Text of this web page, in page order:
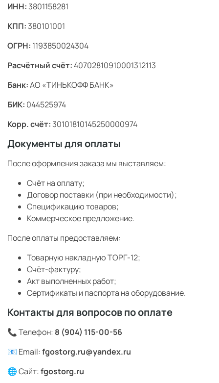
ИНН: 3801158281
КПП: 380101001
ОГРН: 1193850024304
Расчётный счёт:40702810910001312113
Банк:АО «ТИНЬКОФФ БАНК»
БИК: 044525974
Корр. счёт: 30101810145250000974
Документы для оплаты
После оформления заказа мы выставляем:
Счёт на оплату;
Договор поставки (при необходимости);
Спецификацию товаров;
Коммерческое предложение.
После оплаты предоставляем:
Товарную накладную ТОРГ-12;
Счёт-фактуру;
Акт выполненных работ;
Сертификаты и паспорта на оборудование.
Контакты для вопросов по оплате
📞 Телефон: 8 (904) 115-00-56
📧 Email: fgostorg.ru@yandex.ru
🌐 Сайт: fgostorg.ru